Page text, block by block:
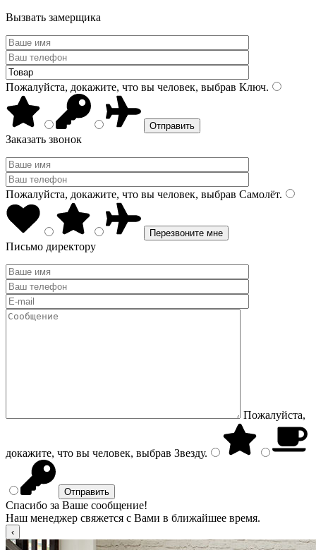
Вызвать замерщика
Пожалуйста, докажите, что вы человек, выбрав Ключ.
Заказать звонок
Пожалуйста, докажите, что вы человек, выбрав Самолёт.
Письмо директору
Пожалуйста,
докажите, что вы человек, выбрав Звезду.
Спасибо за Ваше сообщение!
Наш менеджер свяжется с Вами в ближайшее время.